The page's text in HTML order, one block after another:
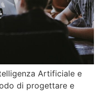
Artificiale e
di progettare e